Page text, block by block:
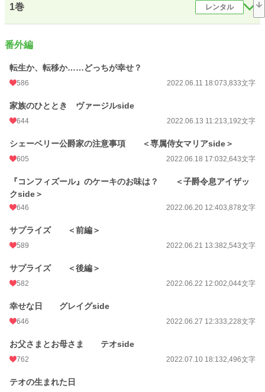
小説
BL 1,500 位 / 31,441 件
お気に入り
24h.ポイント 205 pt
文字数(レンタル含む)
更新日時 2026.07.11 09:21
週間ポイント 1,445 pt (6,656 位)
年間ポイント
累計ポイント
1巻 レンタル
番外編
転生か、転移か……どっちが幸せ？
586 2022.06.11 18:073,833文字
家族のひととき ヴァージルside
644 2022.06.13 11:21 3,192文字
シェーベリー公爵家の注意事項 ＜専属侍女マリアside＞
605 2022.06.18 17:032,643文字
『コンフィズール』のケーキのお味は？ ＜子爵令息アイザッ
クside＞
646 2022.06.20 12:403,878文字
サプライズ ＜前編＞
589 2022.06.21 13:382,543文字
サプライズ ＜後編＞
582 2022.06.22 12:002,044文字
幸せな日 グレイグside
646 2022.06.27 12:333,228文字
お父さまとお母さま テオside
762 2022.07.10 18:132,496文字
テオの生まれた日